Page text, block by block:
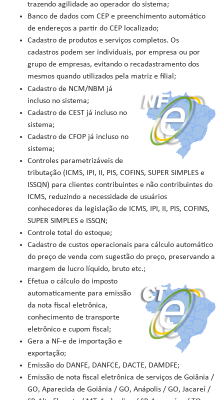
trazendo agilidade ao operador do sistema;
Banco de dados com CEP e preenchimento automático
de endereços a partir do CEP localizado;
Cadastro de produtos e serviços completos. Os
cadastros podem ser individuais, por empresa ou por
grupo de empresas, evitando o recadastramento dos
mesmos quando utilizados pela matriz e filial;
Cadastro de NCM/NBM já
incluso no sistema;
Cadastro de CEST já incluso no
sistema;
Cadastro de CFOP já incluso no
sistema;
Controles parametrizáveis de
tributação (ICMS, IPI, II, PIS, COFINS, SUPER SIMPLES e
ISSQN) para clientes contribuintes e não contribuintes do
ICMS, reduzindo a necessidade de usuários
conhecedores da legislação de ICMS, IPI, II, PIS, COFINS,
SUPER SIMPLES e ISSQN;
Controle total do estoque;
Cadastro de custos operacionais para cálculo automático
do preço de venda com sugestão do preço, preservando a
margem de lucro líquido, bruto etc.;
Efetua o cálculo do imposto
automaticamente para emissão
da nota fiscal eletrônica,
conhecimento de transporte
eletrônico e cupom fiscal;
Gera a NF-e de importação e
exportação;
Emissão do DANFE, DANFCE, DACTE, DAMDFE;
Emissão de nota fiscal eletrônica de serviços de Goiânia /
GO, Aparecida de Goiânia / GO, Anápolis / GO, Jacareí /